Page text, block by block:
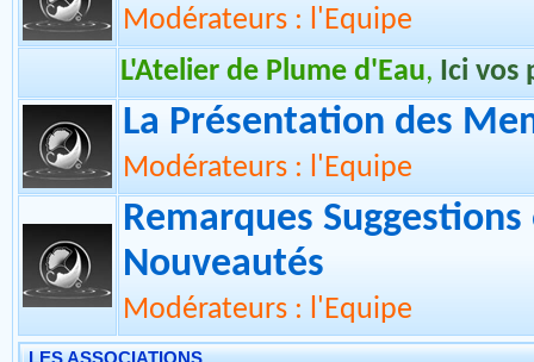
La Définition de Plume d'Eau
Aide aux nouveaux
Modérateurs : l'Equipe
L'Atelier de Plume d'Eau
La Présentation des
Modérateurs : l'Equipe
Remarques Suggestions